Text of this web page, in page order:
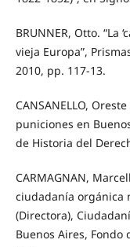
BRUNNER, Otto. “La
vieja Europa”,
2010, pp. 117-13.
CANSANELLO,
puniciones en
de Historia del
CARMAGNAN,
ciudadanía orgánica
(Directora),
Buenos Aires, Fondo